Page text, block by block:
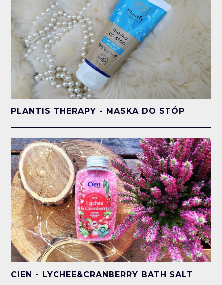
PLANTIS THERAPY - MASKA DO STÓP
CIEN - LYCHEE&CRANBERRY BATH SALT